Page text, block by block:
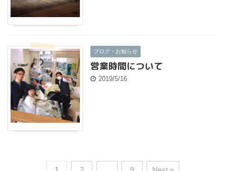
ブログ・お知らせ
営業時間について
2019/5/16